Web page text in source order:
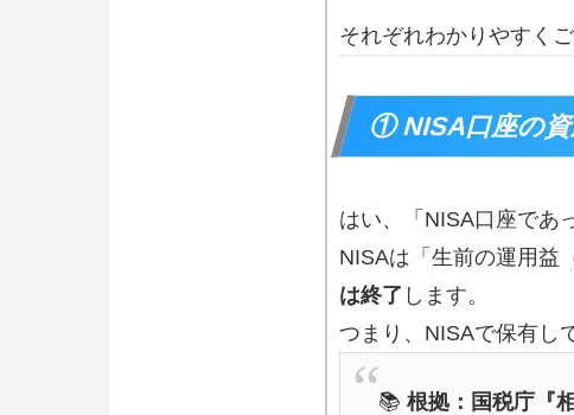
それぞれわかりやすくご
① NISA口座の資
はい、「NISA口座であ
NISAは「生前の運用益
は終了 します。
つまり、NISAで保有し
📚根拠：国税庁『